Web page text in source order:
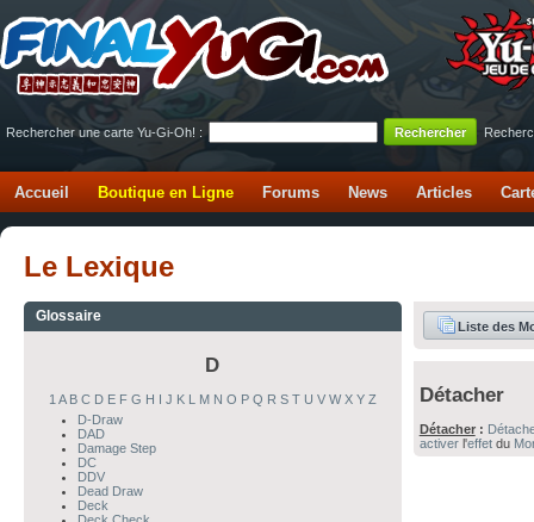
Rechercher une carte Yu-Gi-Oh! :
Accueil Boutique en Ligne Forums News Articles
Le Lexique
Glossaire
D
1 A B C D E F G H J K M N O P Q R S T U V W X Y Z
D-Draw
DAD
Damage Step
DC
DDV
Dead Draw
Deck
Liste des
Détacher
Détacher:
activerl'effetdu